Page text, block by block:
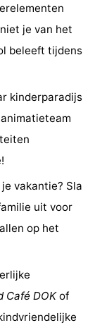
je van het
beleeft tijdens
kinderparadijs
vakantie? Sla
uit voor
op het
Café DOKof